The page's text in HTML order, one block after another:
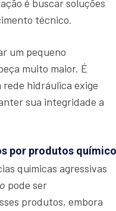
é buscar soluções
técnico.
um pequeno
muito maior. É
hidráulica exige
sua integridade a
por produtos
químicas agressivas
pode ser
produtos, embora